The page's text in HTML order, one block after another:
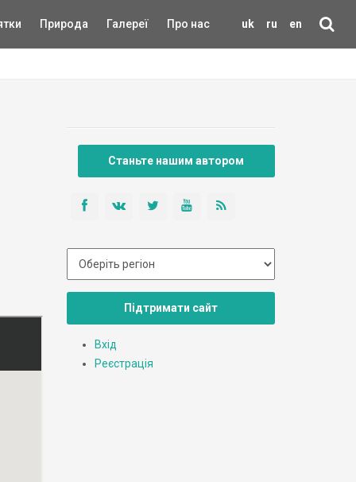
uk ru en
Природа Галереї Про нас
Станьте нашим автором
Підтримати сайт
Вхід
Реєстрація